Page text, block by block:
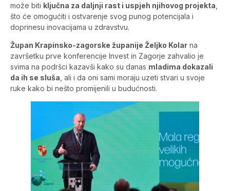
može biti ključna za daljnji rast i uspjeh njihovog projekta
što će omogućiti i ostvarenje svog punog potencijala i
doprinesu inovacijama u zdravstvu.
Župan Krapinsko-zagorske županije Željko Kolar na
završetku prve konferencije Invest in Zagorje zahvalio je
svima na podršci kazavši kako su danas mladima dokazali
da ih se sluša, ali i da oni sami moraju uzeti stvari u svoje
ruke kako bi nešto promijenili u budućnosti.